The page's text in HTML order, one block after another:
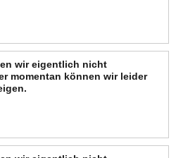
wir eigentlich nicht
momentan können wir leider